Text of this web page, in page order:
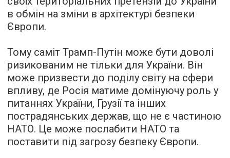
в обмін на зміни в архітектурі безпеки
Європи.
Тому саміт Трамп-Путін може бути доволі
ризикованим не тільки для України. Він
може призвести до поділу світу на сфери
впливу, де Росія матиме домінуючу роль у
питаннях України, Грузії та інших
пострадянських держав, що не є частиною
НАТО. Це може послабити НАТО та
поставити під загрозу безпеку Європи.